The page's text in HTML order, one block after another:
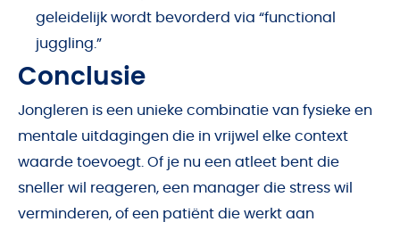
geleidelijk wordt bevorderd via “functional
juggling.”
Conclusie
Jongleren is een unieke combinatie van fysieke en
mentale uitdagingen die in vrijwel elke context
waarde toevoegt. Of je nu een atleet bent die
sneller wil reageren, een manager die stress wil
verminderen, of een patiënt die werkt aan